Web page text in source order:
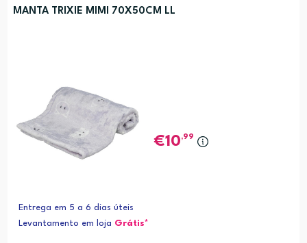
MANTA TRIXIE MIMI 70X50CM LL
10,99
Entrega em 5 a 6 dias úteis
Levantamento em loja Grátis*